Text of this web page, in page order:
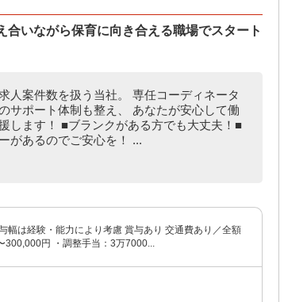
いながら保育に向き合える職場でスタート
人案件数を扱う当社。 専任コーディネータ
サポート体制も整え、 あなたが安心して働
します！ ■ブランクがある方でも大丈夫！■
があるのでご安心を！ ...
は経験・能力により考慮 賞与あり 交通費あり／全額
円 ・調整手当：3万7000...